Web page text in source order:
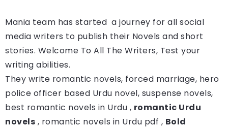
Mania team has started a journey for all social
media writers to publish their Novels and short
stories. Welcome To All The Writers, Test your
writing abilities.
They write romantic novels, forced marriage, hero
police officer based Urdu novel, suspense novels,
best romantic novels in Urdu , romantic Urdu
novels , romantic novels in Urdu pdf , Bold